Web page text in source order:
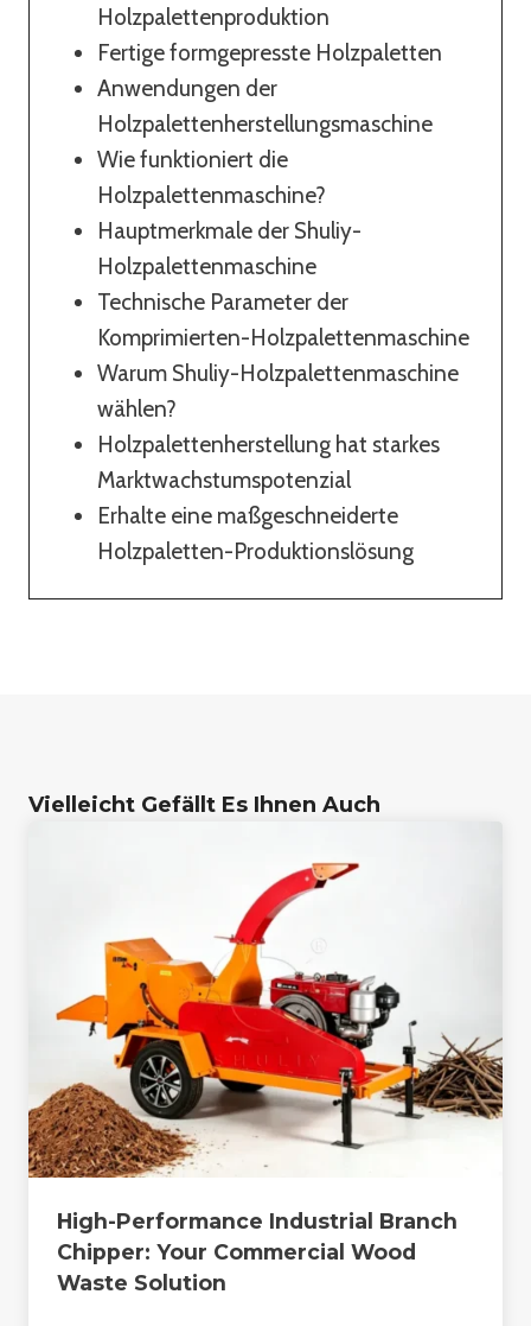
Holzpalettenproduktion
Fertige formgepresste Holzpaletten
Anwendungen der
Holzpalettenherstellungsmaschine
Wie funktioniert die
Holzpalettenmaschine?
Hauptmerkmale der Shuliy-
Holzpalettenmaschine
Technische Parameter der
Komprimierten-Holzpalettenmaschine
Warum Shuliy-Holzpalettenmaschine
wählen?
Holzpalettenherstellung hat starkes
Marktwachstumspotenzial
Erhalte eine maßgeschneiderte
Holzpaletten-Produktionslösung
Vielleicht Gefällt Es Ihnen Auch
High-Performance Industrial Branch
Chipper: Your Commercial Wood
Waste Solution